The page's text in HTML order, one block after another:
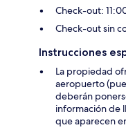
Check-out:
Check-out sin
Instrucciones
La propiedad
aeropuerto
deberán
información de
que aparecen